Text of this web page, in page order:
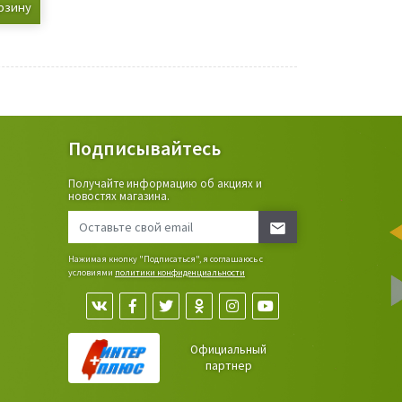
Подписывайтесь
Получайте информацию об акциях и
новостях магазина.
Нажимая кнопку "Подписаться", я соглашаюсь с
условиями политики конфиденциальности
Официальный
партнер